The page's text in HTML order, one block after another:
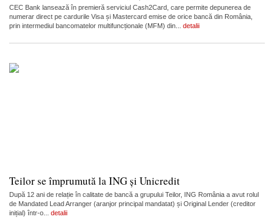
CEC Bank lansează în premieră serviciul Cash2Card, care permite depunerea de
numerar direct pe cardurile Visa și Mastercard emise de orice bancă din România,
prin intermediul bancomatelor multifuncționale (MFM) din... detalii
Teilor se împrumută la ING și Unicredit
După 12 ani de relație în calitate de bancă a grupului Teilor, ING România a avut rolul
de Mandated Lead Arranger (aranjor principal mandatat) și Original Lender (creditor
inițial) într-o... detalii